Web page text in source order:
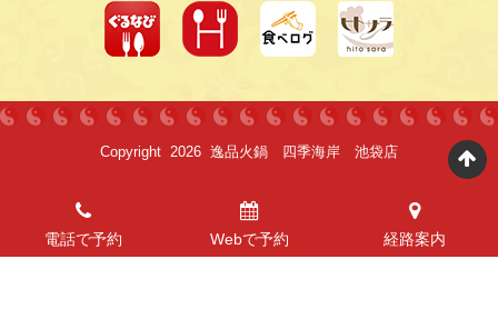
Copyright 2026 逸品火鍋 四季海岸 池袋店
電話で予約 Webで予約 経路案内